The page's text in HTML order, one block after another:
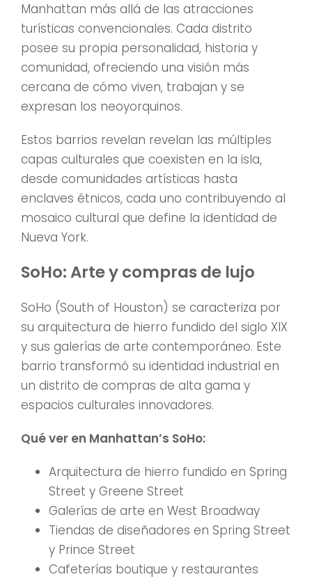
Manhattan más allá de las atracciones
turísticas convencionales. Cada distrito
posee su propia personalidad, historia y
comunidad, ofreciendo una visión más
cercana de cómo viven, trabajan y se
expresan los neoyorquinos.
Estos barrios revelan revelan las múltiples
capas culturales que coexisten en la isla,
desde comunidades artísticas hasta
enclaves étnicos, cada uno contribuyendo al
mosaico cultural que define la identidad de
Nueva York.
SoHo: Arte y compras de lujo
SoHo (South of Houston) se caracteriza por
su arquitectura de hierro fundido del siglo XIX
y sus galerías de arte contemporáneo. Este
barrio transformó su identidad industrial en
un distrito de compras de alta gama y
espacios culturales innovadores.
Qué ver en Manhattan’s SoHo:
Arquitectura de hierro fundido en Spring
Street y Greene Street
Galerías de arte en West Broadway
Tiendas de diseñadores en Spring Street
y Prince Street
Cafeterías boutique y restaurantes